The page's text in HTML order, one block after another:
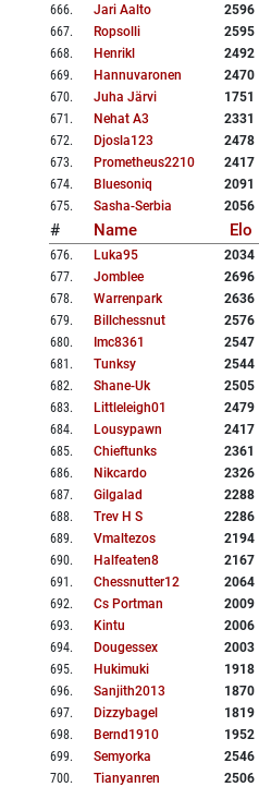
666. Jari Aalto 2596
667. Ropsolli 2595
668. Henrikl 2492
669. Hannuvaronen 2470
670. Juha Järvi 1751
671 . Nehat A3 2331
672. Djosla123 2478
673. Prometheus2210 2417
674. Bluesoniq 2091
675. Sasha-Serbia 2056
# Name Elo
676. Luka95 2034
677. Jomblee 2696
678. Warrenpark 2636
679. Billchessnut 2576
680. Imc8361 2547
681 . Tunksy 2544
682. Shane-Uk 2505
683. Littleleigh01 2479
684. Lousypawn 2417
685. Chieftunks 2361
686. Nikcardo 2326
687. Gilgalad 2288
688. Trev H S 2286
689. Vmaltezos 2194
690. Halfeaten8 2167
691 . Chessnutter12 2064
692. Cs Portman 2009
693. Kintu 2006
694. Dougessex 2003
695. Hukimuki 1918
696. Sanjith2013 1870
697. Dizzybagel 1819
698. Bernd1910 1952
699. Semyorka 2546
700. Tianyanren 2506